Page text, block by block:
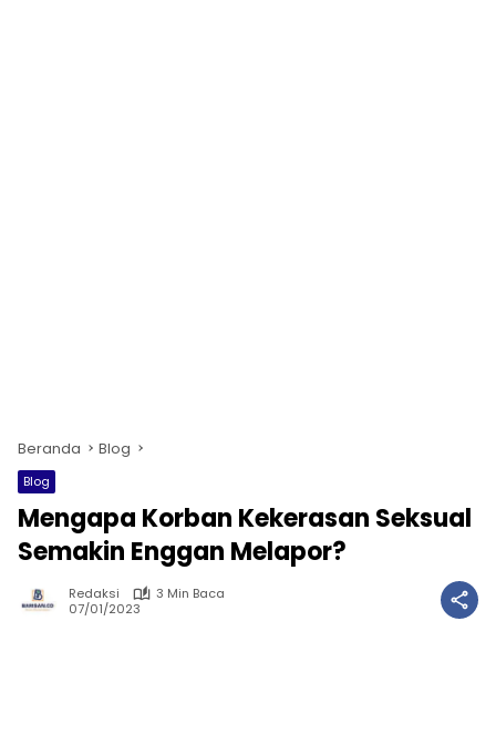
Beranda Blog
Blog
Mengapa Korban Kekerasan Seksual
Semakin Enggan Melapor?
Redaksi
3 Min Baca
07/01/2023